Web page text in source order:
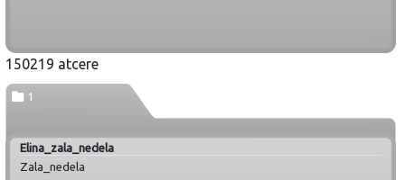
150219 atcere
1
Elina_zala_nedela
Zala_nedela